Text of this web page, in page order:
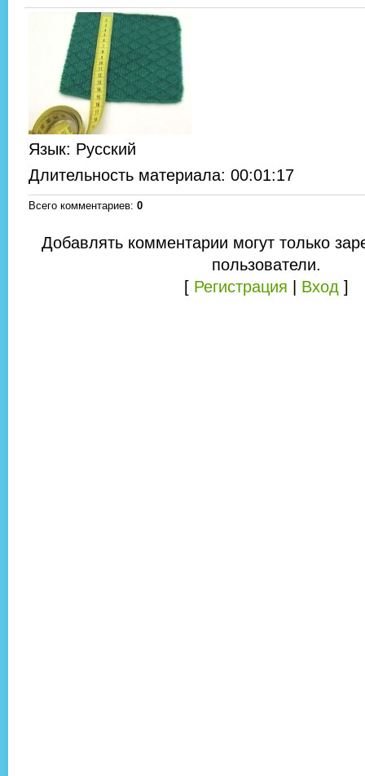
Язык: Русский
Длительность материала: 00:01:17
Всего комментариев: 0
Добавлять комментарии могут только
пользователи.
[ Регистрация Вход ]